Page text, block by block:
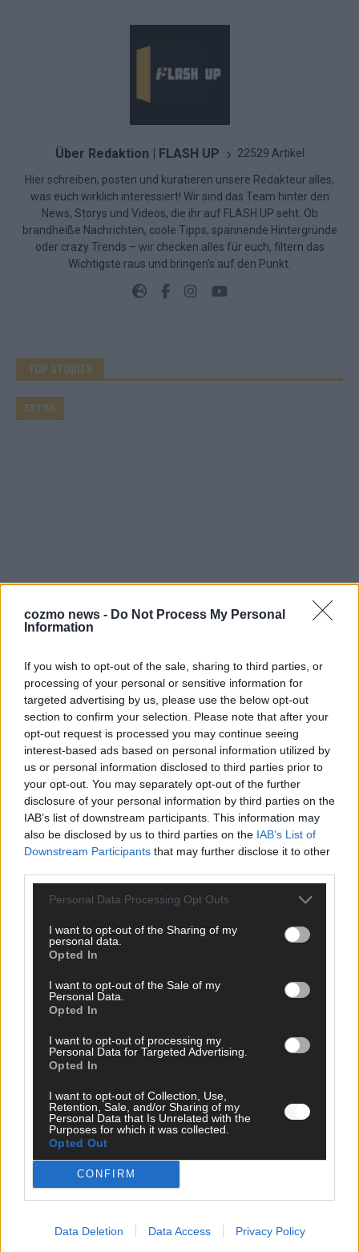
cozmo news - Do Not Process My Personal
Information
If you wish to opt-out of the sale, sharing to third parties, or
processing of your personal or sensitive information for
targeted advertising by us, please use the below opt-out
section to confirm your selection. Please note that after your
opt-out request is processed you may continue seeing
interest-based ads based on personal information utilized by
us or personal information disclosed to third parties prior to
your opt-out. You may separately opt-out of the further
disclosure of your personal information by third parties on the
IAB’s list of downstream participants. This information may
also be disclosed by us to third parties on the IAB’s List of
Downstream Participants that may further disclose it to other
Personal Data Processing Opt Outs
I want to opt-out of the Sharing of my
personal data.
Opted In
I want to opt-out of the Sale of my
Personal Data.
Opted In
I want to opt-out of processing my
Personal Data for Targeted Advertising.
Opted In
I want to opt-out of Collection, Use,
Retention, Sale, and/or Sharing of my
Personal Data that Is Unrelated with the
Purposes for which it was collected.
Opted Out
CONFIRM
Data Deletion Data Access Privacy Policy
Über Redaktion | FLASH UP 22529 Artikel
Hier schreiben, posten und kuratieren unsere Redakteur alles,
was euch wirklich interessiert! Wir sind das Team hinter den
News, Storys und Videos, die ihr auf FLASH UP seht. Ob
brandheiße Nachrichten, coole Tipps, spannende Hintergründe
oder crazy Trends – wir checken alles für euch, filtern das
Wichtigste raus und bringen’s auf den Punkt.
TOP STORIES
Europa-Park 2026 macht vieles neu
EXTRA
DARA gewinnt verdient, Israel beunruhigend –
unser Kommentar zum ESC 2026
KOMMENTAR
Mai 2026
ESC-Finale morgen: Finnland Favorit, Australien
aufgestiegen – alle 25 Acts im Kurzcheck
Mai 2026
KOMMENTAR
JJ hat den Abend gerettet – der Rest des ESC-Halbfinales
war solide, aber kein Feuerwerk
ESC-Halbfinale 2: Das sagen die Wettquoten – vier sicher,
sechs zittern, einer chancenlos!
Mai 2026
KOMMENTAR
Wer zahlt, steht im Finale – ist das beim ESC wirklich fair?
Mai 2026
Abend in Bildern